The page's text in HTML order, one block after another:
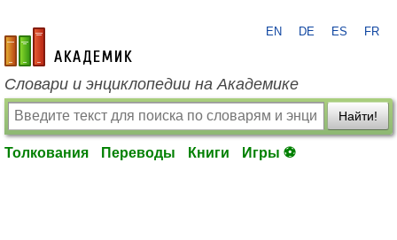
academic.ru
EN DE ES FR
Словари и энциклопедии на Академике
Найти!
Толкования Переводы Книги Игры ⚽